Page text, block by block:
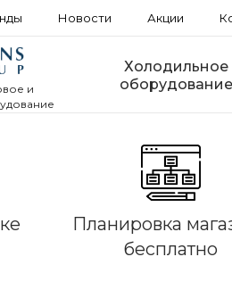
Новости Акции
и
Холодильное
оборудование
Планировка
бесплатно